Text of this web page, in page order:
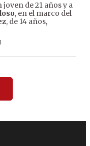
de 21 años y a
, en el marco del
, de 14 años,